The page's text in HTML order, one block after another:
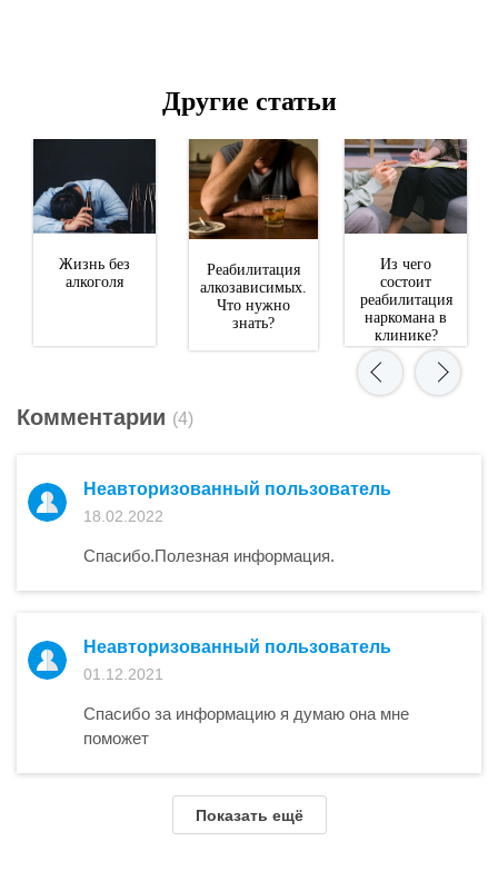
Другие статьи
Жизнь без
алкоголя
Реабилитация
алкозависимых.
Что нужно
знать?
Из чего
состоит
реабилитация
наркомана в
клинике?
Комментарии (4)
Неавторизованный пользователь
18.02.2022
Спасибо.Полезная информация.
Неавторизованный пользователь
01.12.2021
Спасибо за информацию я думаю она мне
поможет
Показать ещё